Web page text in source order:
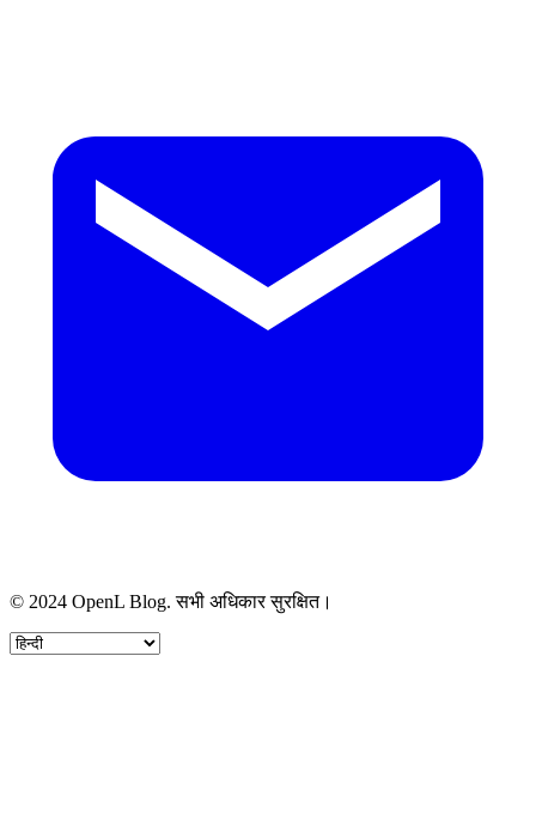
© 2024 OpenL Blog. सभी अधिकार सुरक्षित।